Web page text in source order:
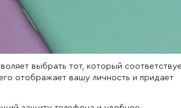
выбрать тот, который
отображает вашу личность и придает